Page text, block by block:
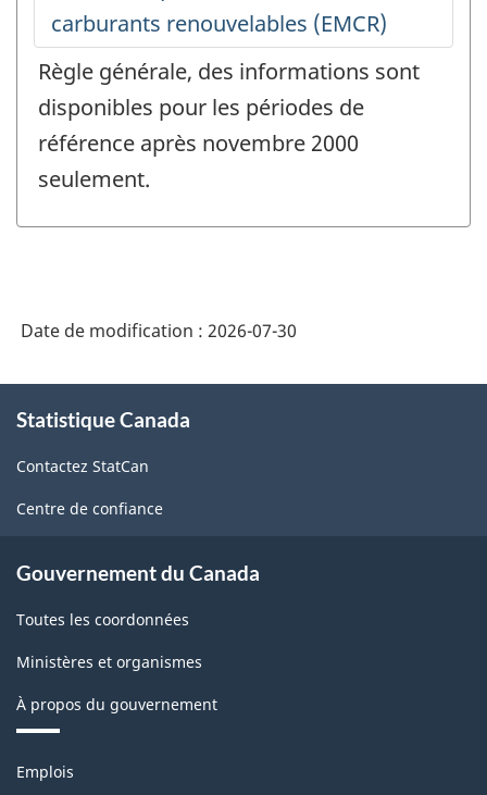
Règle générale, des informations sont
disponibles pour les périodes de
référence après novembre 2000
seulement.
Date de modification : 2026-07-30
propos
ce
site
Statistique Canada
Contactez StatCan
Centre de confiance
Gouvernement du Canada
Toutes les coordonnées
Ministères et organismes
À propos du gouvernement
Thèmes
Emplois